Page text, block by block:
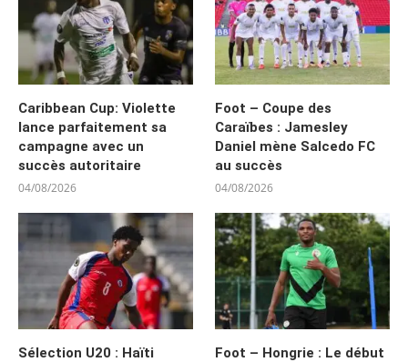
Caribbean Cup: Violette
lance parfaitement sa
campagne avec un
succès autoritaire
04/08/2026
Foot – Coupe des
Caraïbes : Jamesley
Daniel mène Salcedo FC
au succès
04/08/2026
Sélection U20 : Haïti
Foot – Hongrie : Le début